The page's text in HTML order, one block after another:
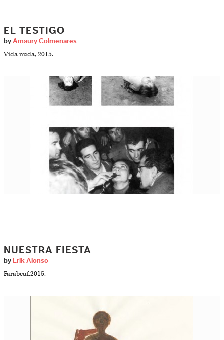
EL TESTIGO
by Amaury Colmenares
Vida nuda, 2015.
NUESTRA FIESTA
by Erik Alonso
Farabeuf,2015.